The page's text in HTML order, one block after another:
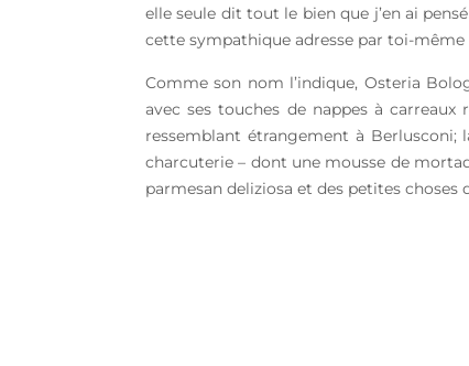
elle seule dit tout le bien que j’en ai
cette sympathique adresse par toi-même
Comme son nom l’indique, Osteria
avec ses touches de nappes à
ressemblant étrangement à Berlusconi;
charcuterie – dont une mousse de
parmesan deliziosa et des petites